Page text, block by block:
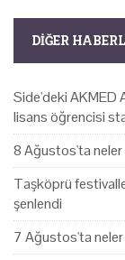
DIĞER
Side'deki AKMED
lisans öğrencisi
8 Ağustos'ta neler
Taşköprü
şenlendi
7 Ağustos'ta